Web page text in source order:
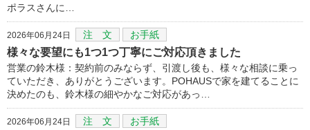
ポラスさんに…
2026年06月24日 注 文 お手紙
様々な要望にも1つ1つ丁寧にご対応頂きました
営業の鈴木様：契約前のみならず、引渡し後も、様々な相談に乗っ
ていただき、ありがとうございます。POHAUSで家を建てることに
決めたのも、鈴木様の細やかなご対応があっ…
2026年06月24日 注 文 お手紙